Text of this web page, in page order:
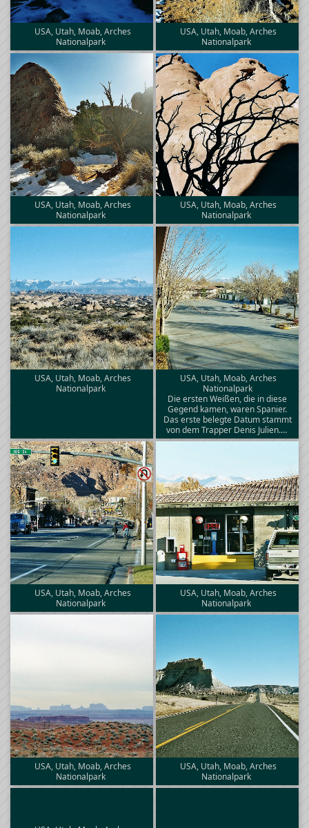
USA, Utah, Moab, Arches
Nationalpark
USA, Utah, Moab, Arches
Nationalpark
USA, Utah, Moab, Arches
Nationalpark
USA, Utah, Moab, Arches
Nationalpark
USA, Utah, Moab, Arches
Nationalpark
USA, Utah, Moab, Arches
Nationalpark
Die ersten Weißen, die in diese
Gegend kamen, waren Spanier.
Das erste belegte Datum stammt
von dem Trapper Denis Julien.…
USA, Utah, Moab, Arches
Nationalpark
USA, Utah, Moab, Arches
Nationalpark
USA, Utah, Moab, Arches
Nationalpark
USA, Utah, Moab, Arches
Nationalpark